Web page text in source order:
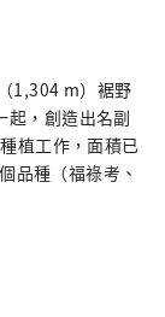
1,304 m）裾野
起，創造出名副
植工作，面積已
品種（福祿考、